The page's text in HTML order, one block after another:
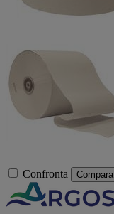
Confronta Compara